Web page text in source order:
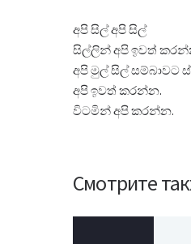
අපි සිල් අපි සිල්
සිල්ලින් අපි ඉවත්
අපි මුල් සිල් සම්බාවට
අපි ඉවත් කරන්න.
විටමින් අපි කරන්න.
Смотрите